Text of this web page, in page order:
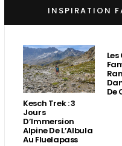
INSPIRATION
Kesch Trek : 3
Jours
D’Immersion
Alpine De L’Albula
Au Fluelapass
De